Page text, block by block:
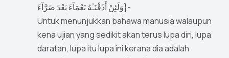
وَلَئِنْ أَذَقْنَـٰهُ نَعْمَآءَ بَعْدَ ضَرَّآءَ}-
Untuk menunjukkan bahawa manusia walaupun
kena ujian yang sedikit akan terus lupa diri, lupa
daratan, lupa itu lupa ini kerana dia adalah